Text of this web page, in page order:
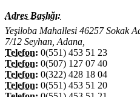
Adres Başlığı:
Yeşiloba Mahallesi 46257 Sokak
7/12 Seyhan, Adana,
Telefon: 0(551) 453 51 23
Telefon: 0(507) 127 07 40
Telefon: 0(322) 428 18 04
Telefon: 0(551) 453 51 20